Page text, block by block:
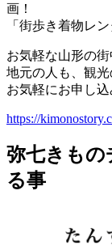
画！
「街歩き着物レ
お気軽な山形の
地元の人も、観
お気軽にお申し
https://
弥七きもの
る事